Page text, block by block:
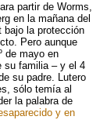
partir de Worms,
en la mañana del
bajo la protección
Pero aunque
de mayo en
su familia – y el 4
su padre. Lutero
sólo temía al
la palabra de
y en